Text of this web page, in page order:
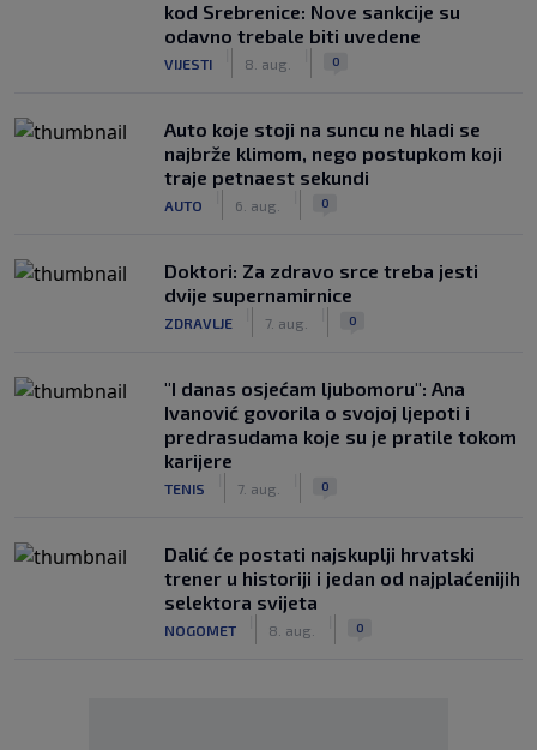
kod Srebrenice: Nove sankcije su
odavno trebale biti uvedene
VIJESTI 8. aug. 0
Auto koje stoji na suncu ne hladi se
najbrže klimom, nego postupkom koji
traje petnaest sekundi
AUTO 6. aug. 0
Doktori: Za zdravo srce treba jesti
dvije supernamirnice
ZDRAVLJE 7. aug. 0
"I danas osjećam ljubomoru": Ana
Ivanović govorila o svojoj ljepoti i
predrasudama koje su je pratile tokom
karijere
TENIS 7. aug. 0
Dalić će postati najskuplji hrvatski
trener u historiji i jedan od najplaćenijih
selektora svijeta
NOGOMET 8. aug. 0